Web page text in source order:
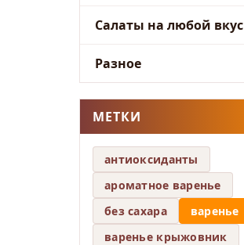
Салаты на любой вкус
Разное
МЕТКИ
антиоксиданты
ароматное варенье
без сахара
варенье
варенье крыжовник